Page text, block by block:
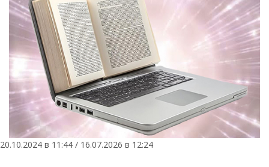
20.10.2024 в 11:44 / 16.07.2026 в 12:24